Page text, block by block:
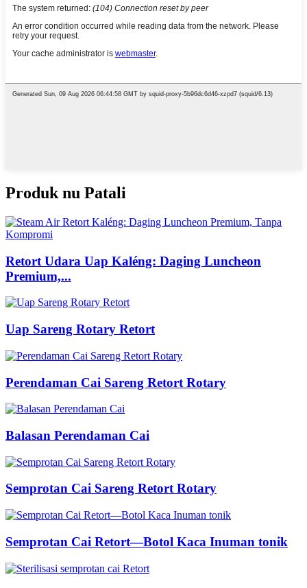
Produk nu Patali
Retort Udara Uap Kaléng: Daging Luncheon
Premium,...
Uap Sareng Rotary Retort
Perendaman Cai Sareng Retort Rotary
Balasan Perendaman Cai
Semprotan Cai Sareng Retort Rotary
Semprotan Cai Retort—Botol Kaca Inuman tonik